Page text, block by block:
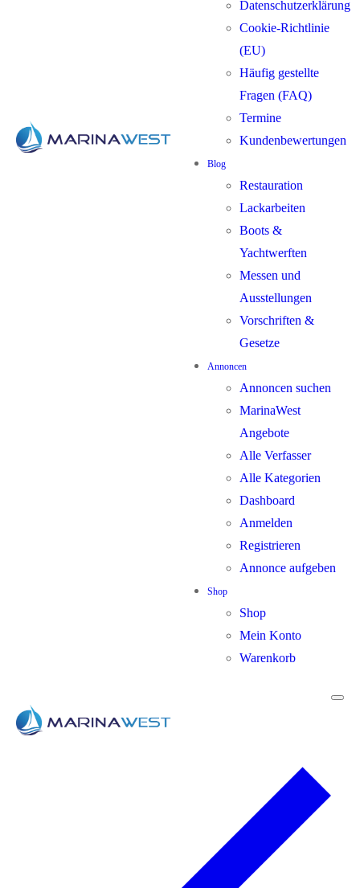
Datenschutzerklärung
Cookie-Richtlinie
(EU)
Häufig gestellte
Fragen (FAQ)
Termine
Kundenbewertungen
Blog
Restauration
Lackarbeiten
Boots &
Yachtwerften
Messen und
Ausstellungen
Vorschriften &
Gesetze
Annoncen
Annoncen suchen
MarinaWest
Angebote
Alle Verfasser
Alle Kategorien
Dashboard
Anmelden
Registrieren
Annonce aufgeben
Shop
Shop
Mein Konto
Warenkorb